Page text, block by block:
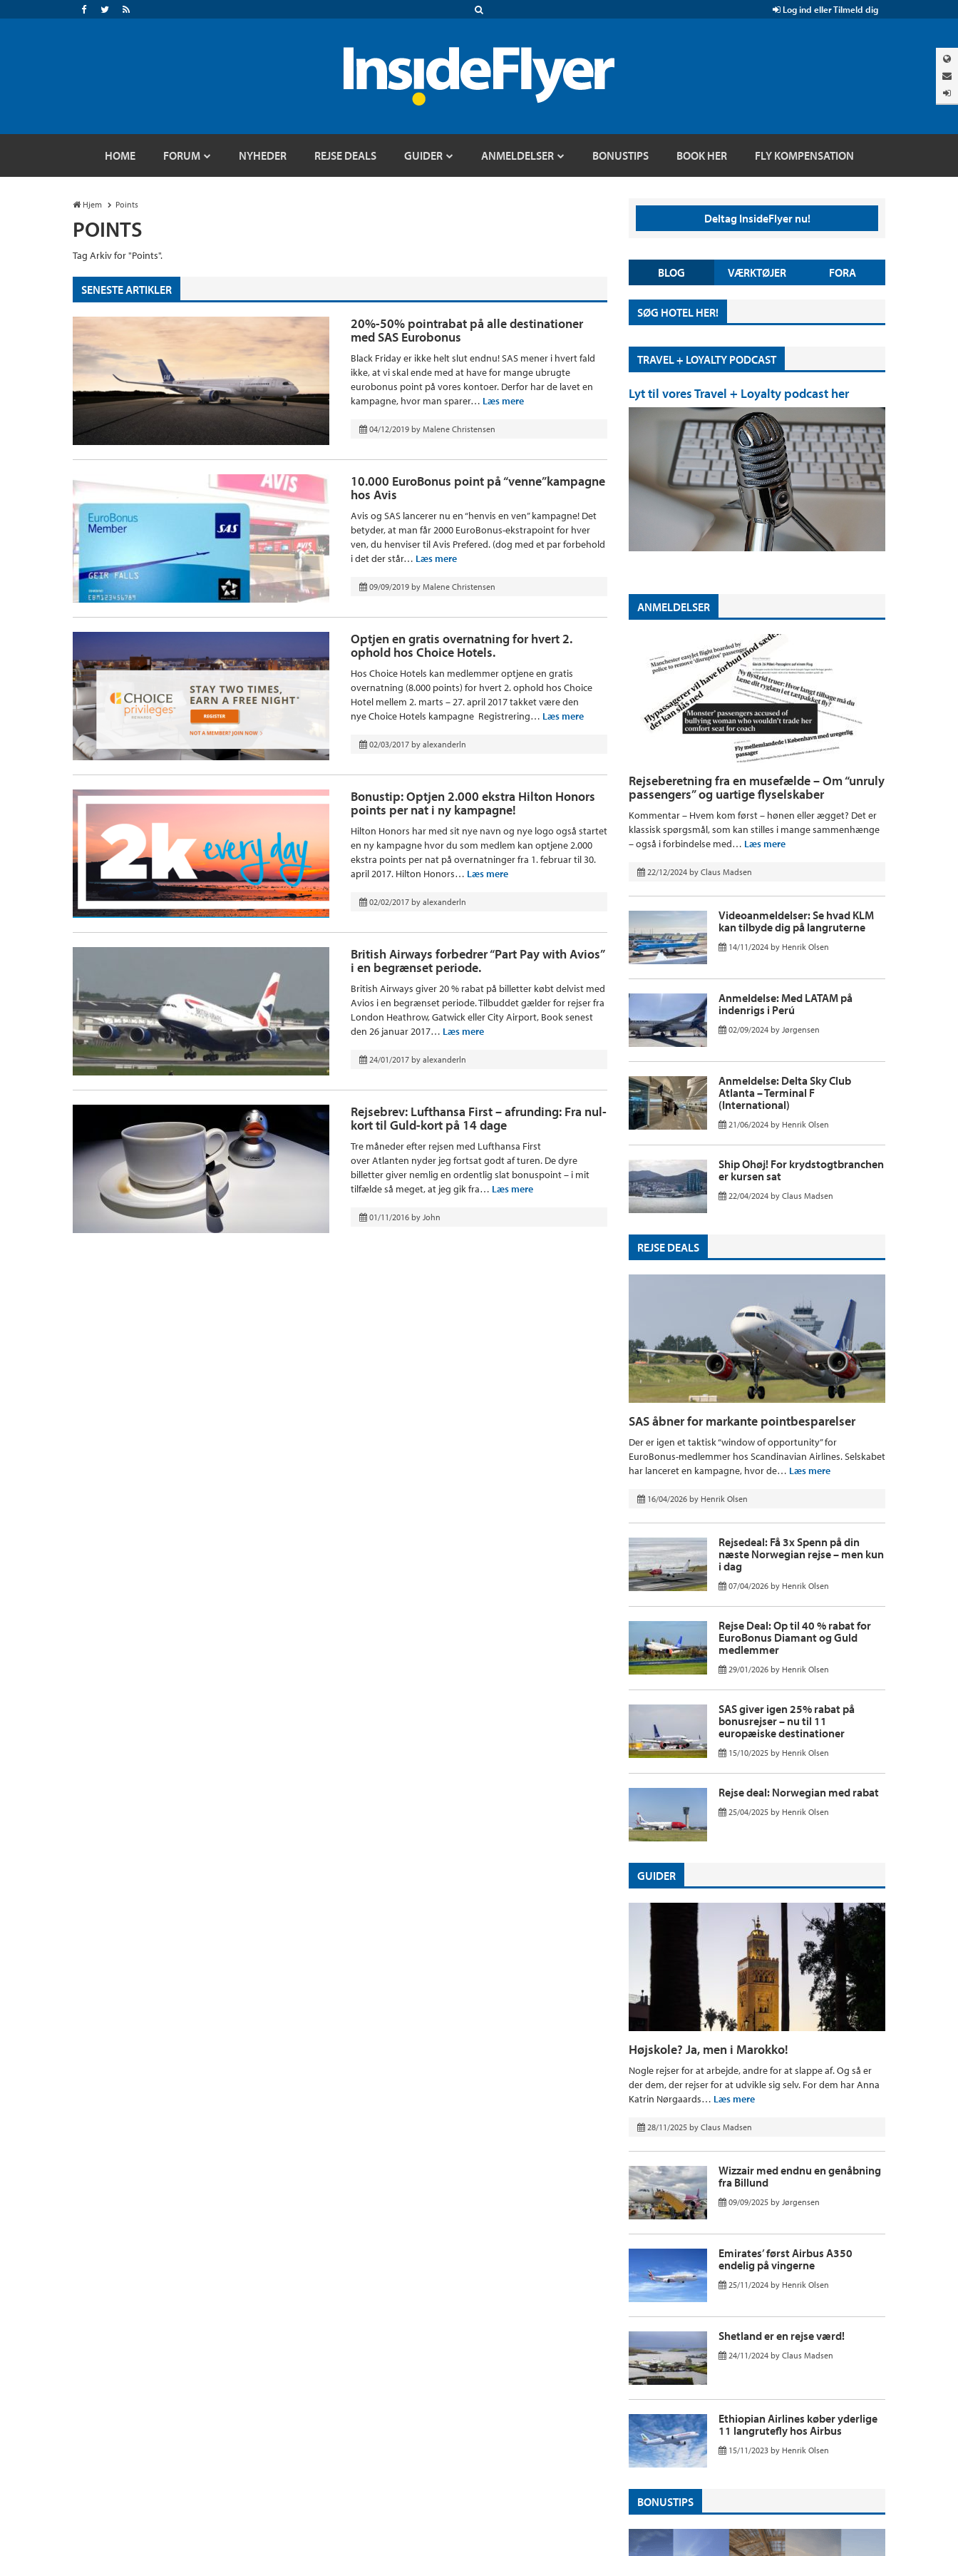
Log ind eller Tilmeld dig
HOME FORUM NYHEDER REJSE DEALS GUIDER ANMELDELSER BONUSTIPS BOOK HER FLY KOMPENSATION
Hjem Points
POINTS
Tag Arkiv for "Points".
SENESTE ARTIKLER
20%-50% pointrabat på alle destinationer
med SAS Eurobonus
Black Friday er ikke helt slut endnu! SAS mener i hvert fald
ikke, at vi skal ende med at have for mange ubrugte
eurobonus point på vores kontoer. Derfor har de lavet en
kampagne, hvor man sparer… Læs mere
04/12/2019 by Malene Christensen
10.000 EuroBonus point på “venne”kampagne
hos Avis
Avis og SAS lancerer nu en “henvis en ven” kampagne! Det
betyder, at man får 2000 EuroBonus-ekstrapoint for hver
ven, du henviser til Avis Prefered. (dog med et par forbehold
i det der står… Læs mere
09/09/2019 by Malene Christensen
Optjen en gratis overnatning for hvert 2.
ophold hos Choice Hotels.
Hos Choice Hotels kan medlemmer optjene en gratis
overnatning (8.000 points) for hvert 2. ophold hos Choice
Hotel mellem 2. marts – 27. april 2017 takket være den
nye Choice Hotels kampagne Registrering… Læs mere
02/03/2017 by alexanderln
Bonustip: Optjen 2.000 ekstra Hilton Honors
points per nat i ny kampagne!
Hilton Honors har med sit nye navn og nye logo også startet
en ny kampagne hvor du som medlem kan optjene 2.000
ekstra points per nat på overnatninger fra 1. februar til 30.
april 2017. Hilton Honors… Læs mere
02/02/2017 by alexanderln
British Airways forbedrer “Part Pay with Avios”
i en begrænset periode.
British Airways giver 20 % rabat på billetter købt delvist med
Avios i en begrænset periode. Tilbuddet gælder for rejser fra
London Heathrow, Gatwick eller City Airport, Book senest
den 26 januar 2017… Læs mere
24/01/2017 by alexanderln
Rejsebrev: Lufthansa First – afrunding: Fra nul-
kort til Guld-kort på 14 dage
Tre måneder efter rejsen med Lufthansa First
over Atlanten nyder jeg fortsat godt af turen. De dyre
billetter giver nemlig en ordentlig slat bonuspoint – i mit
tilfælde så meget, at jeg gik fra… Læs mere
01/11/2016 by John
Deltag InsideFlyer nu!
BLOG VÆRKTØJER FORA
SØG HOTEL HER!
TRAVEL + LOYALTY PODCAST
Lyt til vores Travel + Loyalty podcast her
ANMELDELSER
Rejseberetning fra en musefælde – Om “unruly
passengers” og uartige flyselskaber
Kommentar – Hvem kom først – hønen eller ægget? Det er
klassisk spørgsmål, som kan stilles i mange sammenhænge
– også i forbindelse med… Læs mere
22/12/2024 by Claus Madsen
Videoanmeldelser: Se hvad KLM
kan tilbyde dig på langruterne
14/11/2024 by Henrik Olsen
Anmeldelse: Med LATAM på
indenrigs i Perú
02/09/2024 by Jørgensen
Anmeldelse: Delta Sky Club
Atlanta – Terminal F
(International)
21/06/2024 by Henrik Olsen
Ship Ohøj! For krydstogtbranchen
er kursen sat
22/04/2024 by Claus Madsen
REJSE DEALS
SAS åbner for markante pointbesparelser
Der er igen et taktisk “window of opportunity” for
EuroBonus-medlemmer hos Scandinavian Airlines. Selskabet
har lanceret en kampagne, hvor de… Læs mere
16/04/2026 by Henrik Olsen
Rejsedeal: Få 3x Spenn på din
næste Norwegian rejse – men kun
i dag
07/04/2026 by Henrik Olsen
Rejse Deal: Op til 40 % rabat for
EuroBonus Diamant og Guld
medlemmer
29/01/2026 by Henrik Olsen
SAS giver igen 25% rabat på
bonusrejser – nu til 11
europæiske destinationer
15/10/2025 by Henrik Olsen
Rejse deal: Norwegian med rabat
25/04/2025 by Henrik Olsen
GUIDER
Højskole? Ja, men i Marokko!
Nogle rejser for at arbejde, andre for at slappe af. Og så er
der dem, der rejser for at udvikle sig selv. For dem har Anna
Katrin Nørgaards… Læs mere
28/11/2025 by Claus Madsen
Wizzair med endnu en genåbning
fra Billund
09/09/2025 by Jørgensen
Emirates’ først Airbus A350
endelig på vingerne
25/11/2024 by Henrik Olsen
Shetland er en rejse værd!
24/11/2024 by Claus Madsen
Ethiopian Airlines køber yderlige
11 langrutefly hos Airbus
15/11/2023 by Henrik Olsen
BONUSTIPS